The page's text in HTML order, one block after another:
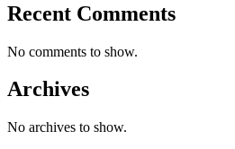
Recent Comments
No comments to show.
Archives
No archives to show.